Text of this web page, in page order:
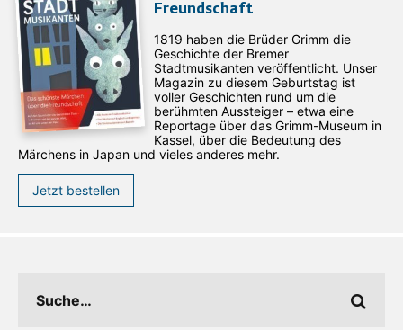
Freundschaft
1819 haben die Brüder Grimm die
Geschichte der Bremer
Stadtmusikanten veröffentlicht. Unser
Magazin zu diesem Geburtstag ist
voller Geschichten rund um die
berühmten Aussteiger – etwa eine
Reportage über das Grimm-Museum in
Kassel, über die Bedeutung des
Märchens in Japan und vieles anderes mehr.
Jetzt bestellen